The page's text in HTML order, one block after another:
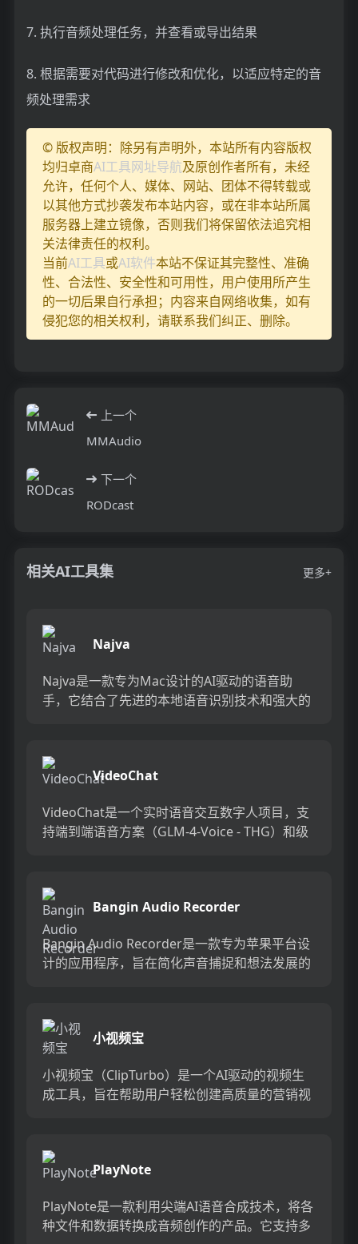
7. 执行音频处理任务，并查看或导出结果
8. 根据需要对代码进行修改和优化，以适应特定的音
频处理需求
© 版权声明：除另有声明外，本站所有内容版权
均归卓商AI工具网址导航及原创作者所有，未经
允许，任何个人、媒体、网站、团体不得转载或
以其他方式抄袭发布本站内容，或在非本站所属
服务器上建立镜像，否则我们将保留依法追究相
关法律责任的权利。
当前AI工具或AI软件本站不保证其完整性、准确
性、合法性、安全性和可用性，用户使用所产生
的一切后果自行承担；内容来自网络收集，如有
侵犯您的相关权利，请联系我们纠正、删除。
上一个
MMAudio
下一个
RODcast
相关AI工具集 更多+
Najva
Najva是一款专为Mac设计的AI驱动的语音助
手，它结合了先进的本地语音识别技术和强大的
VideoChat
VideoChat是一个实时语音交互数字人项目，支
持端到端语音方案（GLM-4-Voice - THG）和级
Bangin Audio Recorder
Bangin Audio Recorder是一款专为苹果平台设
计的应用程序，旨在简化声音捕捉和想法发展的
小视频宝
小视频宝（ClipTurbo）是一个AI驱动的视频生
成工具，旨在帮助用户轻松创建高质量的营销视
PlayNote
PlayNote是一款利用尖端AI语音合成技术，将各
种文件和数据转换成音频创作的产品。它支持多